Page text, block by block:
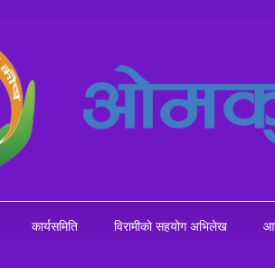
कार्यसमिति विरामीको सहयोग अभिलेख